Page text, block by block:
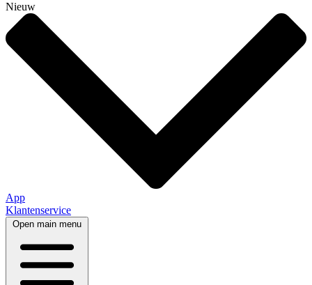
Nieuw
App
Klantenservice
Open main menu